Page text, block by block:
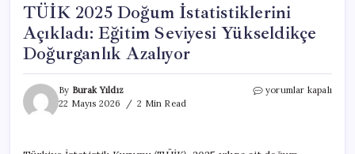
TÜİK 2025 Doğum İstatistiklerini
Açıkladı: Eğitim Seviyesi Yükseldikçe
Doğurganlık Azalıyor
By Burak Yıldız
22 Mayıs 2026
2 Min Read
TÜİK
yorumlar kapalı